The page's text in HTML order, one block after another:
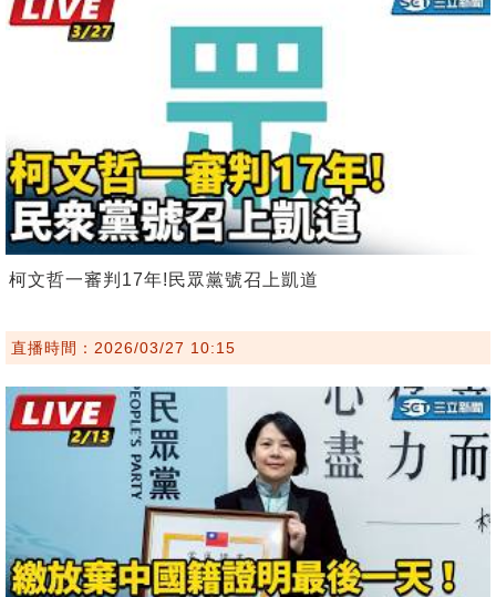
柯文哲一審判17年!民眾黨號召上凱道
直播時間：2026/03/27 10:15